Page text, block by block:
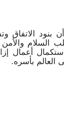
أن بنود
السلام
أعمال
العالم بأسره.